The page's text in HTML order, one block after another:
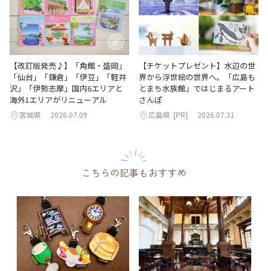
【改訂版発売♪】「角館・盛岡」
「仙台」「鎌倉」「伊豆」「軽井
沢」「伊勢志摩」国内6エリアと
海外1エリアがリニューアル
宮城県 2026.07.09
【チケットプレゼント】水辺の世
界から浮世絵の世界へ。「広島も
とまち水族館」ではじまるアート
さんぽ
広島県 [PR] 2026.07.31
こちらの記事もおすすめ